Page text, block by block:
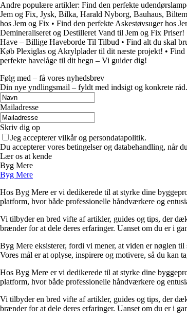
Andre populære artikler: Find den perfekte
Jem og Fix, Jysk, Bilka, Harald Nyborg, Bauhaus,
hos Jem og Fix • Find den perfekte Askestøvsuger hos
Demineraliseret og Destilleret Vand til Jem og Fix Priser!
Have – Billige Haveborde Til Tilbud • Find alt du skal
Køb Plexiglas og Akrylplader til dit næste projekt! • Find
perfekte havelåge til dit hegn – Vi guider dig!
Følg med – få vores nyhedsbrev
Din nye yndlingsmail – fyldt med indsigt og konkrete råd.
Mailadresse
Skriv dig op
Jeg accepterer vilkår og persondatapolitik.
Du accepterer vores betingelser og databehandling, når
Lær os at kende
Byg Mere
Byg Mere
Hos Byg Mere er vi dedikerede til at styrke dine
platform, hvor både professionelle håndværkere og
Vi tilbyder en bred vifte af artikler, guides og tips, der
brænder for at dele deres erfaringer. Uanset om du er i
Byg Mere eksisterer, fordi vi mener, at viden er nøglen
Vores mål er at oplyse, inspirere og motivere, så du kan
Hos Byg Mere er vi dedikerede til at styrke dine
platform, hvor både professionelle håndværkere og
Vi tilbyder en bred vifte af artikler, guides og tips, der
brænder for at dele deres erfaringer. Uanset om du er i